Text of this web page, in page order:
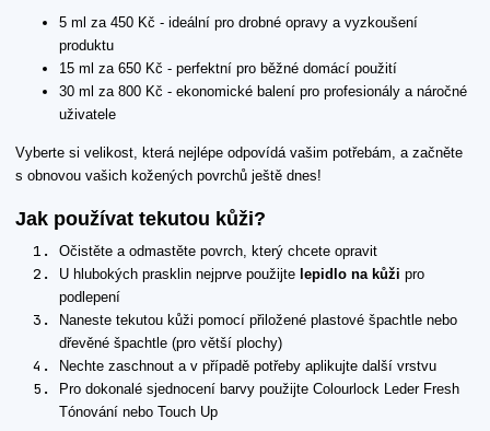
5 ml za 450 Kč - ideální pro drobné opravy a vyzkoušení
produktu
15 ml za 650 Kč - perfektní pro běžné domácí použití
30 ml za 800 Kč - ekonomické balení pro profesionály a náročné
uživatele
Vyberte si velikost, která nejlépe odpovídá vašim potřebám, a začněte
s obnovou vašich kožených povrchů ještě dnes!
Jak používat tekutou kůži?
Očistěte a odmastěte povrch, který chcete opravit
U hlubokých prasklin nejprve použijte lepidlo na kůži pro
podlepení
Naneste tekutou kůži pomocí přiložené plastové špachtle nebo
dřevěné špachtle (pro větší plochy)
Nechte zaschnout a v případě potřeby aplikujte další vrstvu
Pro dokonalé sjednocení barvy použijte Colourlock Leder Fresh
Tónování nebo Touch Up